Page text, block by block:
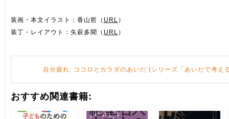
装画・本文イラスト：香山哲（ URL ）
装丁・レイアウト：矢萩多聞（ URL ）
自分疲れ: ココロとカラダのあいだ (シリーズ「あいだで考え
おすすめ関連書籍: